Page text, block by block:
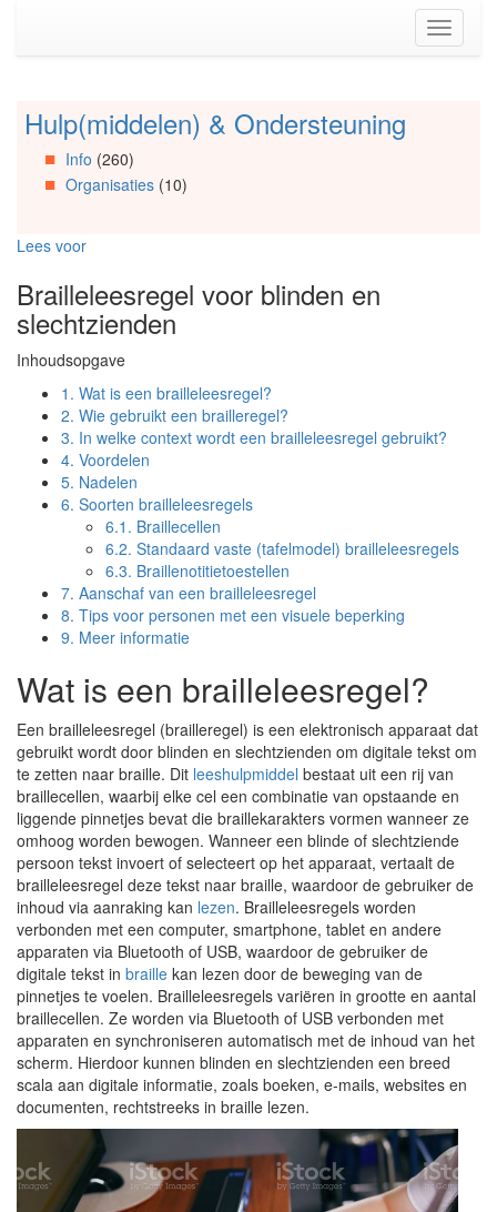
(Accesskey
Toggle
Spring
Artikels
Spring
Spring
Organisaties
Spring
Social
media
Hulp(middelen) & Ondersteuning
Info (260)
Organisaties(10)
Lees voor
Brailleleesregel voor blinden en
slechtzienden
Inhoudsopgave
1. Wat is een brailleleesregel?
2. Wie gebruikt een brailleregel?
3. In welke context wordt een brailleleesregel gebruikt?
4. Voordelen
5. Nadelen
6. Soorten brailleleesregels
6.1. Braillecellen
6.2. Standaard vaste (tafelmodel) brailleleesregels
6.3. Braillenotitietoestellen
7. Aanschaf van een brailleleesregel
8. Tips voor personen met een visuele beperking
9. Meer informatie
Wat is een brailleleesregel?
Een brailleleesregel (brailleregel) is een elektronisch apparaat dat
gebruikt wordt door blinden en slechtzienden om digitale tekst om
te zetten naar braille. Dit leeshulpmiddel bestaat uit een rij van
braillecellen, waarbij elke cel een combinatie van opstaande en
liggende pinnetjes bevat die braillekarakters vormen wanneer ze
omhoog worden bewogen. Wanneer een blinde of slechtziende
persoon tekst invoert of selecteert op het apparaat, vertaalt de
brailleleesregel deze tekst naar braille, waardoor de gebruiker de
inhoud via aanraking kan lezen. Brailleleesregels worden
verbonden met een computer, smartphone, tablet en andere
apparaten via Bluetooth of USB, waardoor de gebruiker de
digitale tekst in braille kan lezen door de beweging van de
pinnetjes te voelen. Brailleleesregels variëren in grootte en aantal
braillecellen. Ze worden via Bluetooth of USB verbonden met
apparaten en synchroniseren automatisch met de inhoud van het
scherm. Hierdoor kunnen blinden en slechtzienden een breed
scala aan digitale informatie, zoals boeken, e-mails, websites en
documenten, rechtstreeks in braille lezen.